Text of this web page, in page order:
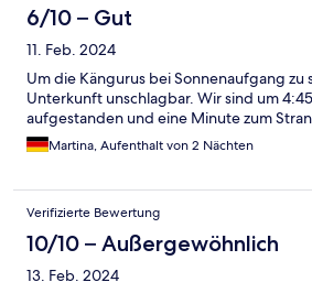
6/10 – Gut
11. Feb. 2024
Um die Kängurus bei Sonnenaufgang zu
Unterkunft unschlagbar. Wir sind um
aufgestanden und eine Minute zum
Martina, Aufenthalt von 2 Nächten
Verifizierte Bewertung
10/10 – Außergewöhnlich
13. Feb. 2024